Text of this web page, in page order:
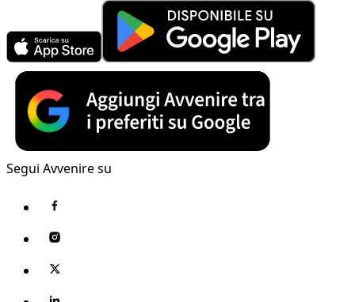
Segui Avvenire su